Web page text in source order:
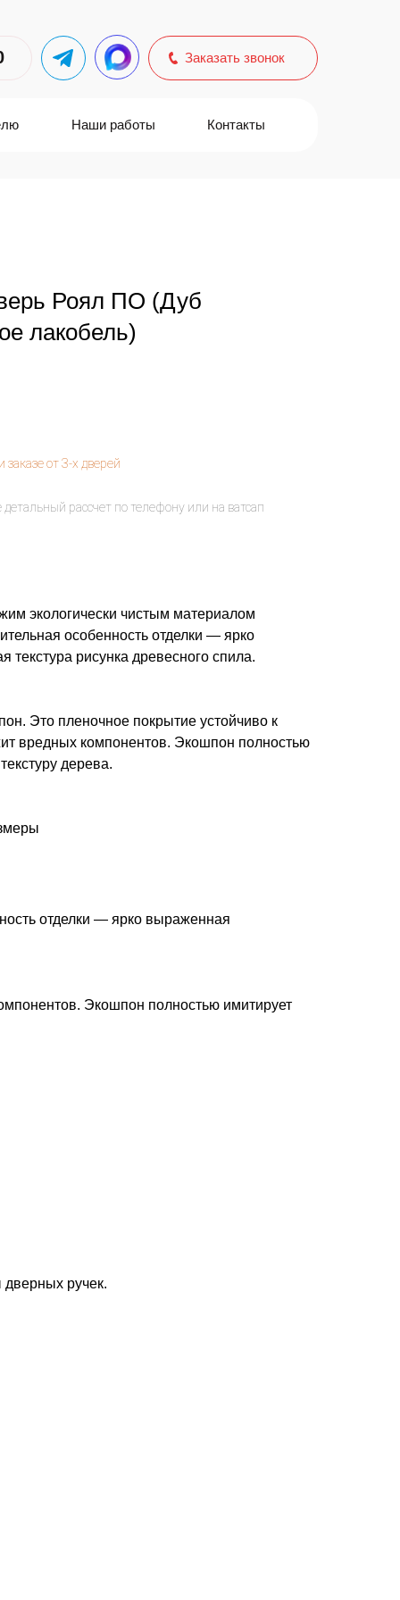
Заказать звонок
Контакты
Наши работы
Роял ПО (Дуб
лакобель)
экологически чистым материалом
особенность отделки — ярко
текстура рисунка древесного спила.
Это пленочное покрытие устойчиво к
вредных компонентов. Экошпон полностью
дерева.
отделки — ярко выраженная
Экошпон полностью имитирует
ручек.